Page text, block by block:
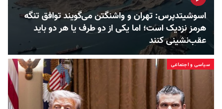
اسوشیتدپرس: تهران و واشنگتن می‌گویند توافق تنگه
هرمز نزدیک است؛ اما یکی از دو طرف یا هر دو باید
عقب‌نشینی کنند
سیاسی و اجتماعی